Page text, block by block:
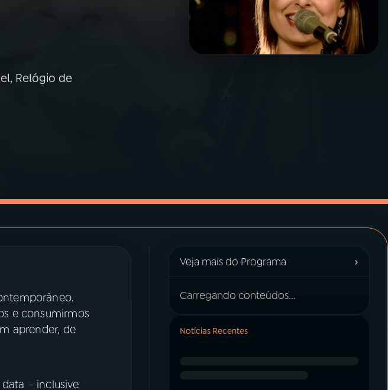
Relógio de
e consumirmos
aprender, de
– inclusive
Veja mais do Programa ›
Carregando conteúdos...
Notícias Recentes